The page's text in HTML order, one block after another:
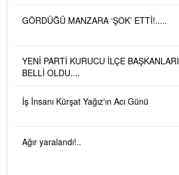
GÖRDÜĞÜ MANZARA ‘ŞOK’ ETTİ!.....
YENİ PARTİ KURUCU İLÇE BAŞKANLARI
BELLİ OLDU....
İş İnsanı Kürşat Yağız'ın Acı Günü
Ağır yaralandı!..